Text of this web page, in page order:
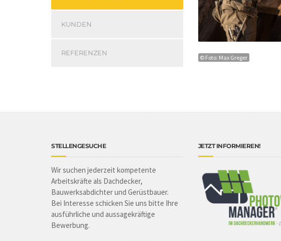
© Foto: Max Greger
KUNDEN
REFERENZEN
STELLENGESUCHE
Wir suchen jederzeit kompetente
Arbeitskräfte als Dachdecker,
Bauwerksabdichter und Gerüstbauer.
Bei Interesse schicken Sie uns bitte Ihre
ausführliche und aussagekräftige
Bewerbung.
JETZT INFORMIEREN!